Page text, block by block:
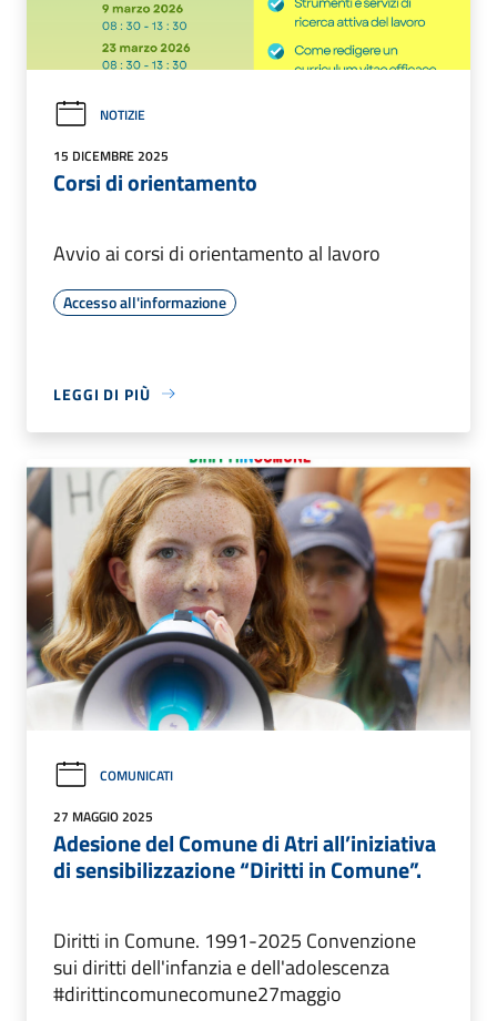
NOTIZIE
15 DICEMBRE 2025
Corsi di orientamento
Avvio ai corsi di orientamento al lavoro
Accesso all'informazione
LEGGI DI PIÙ
COMUNICATI
27 MAGGIO 2025
Adesione del Comune di Atri all’iniziativa
di sensibilizzazione “Diritti in Comune”.
Diritti in Comune. 1991-2025 Convenzione
sui diritti dell'infanzia e dell'adolescenza
#dirittincomunecomune27maggio